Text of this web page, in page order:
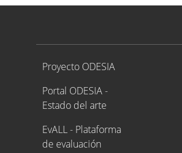
Proyecto ODESIA
Proyecto ODESIA
Portal ODESIA -
Estado del arte
EvALL - Plataforma
de evaluación